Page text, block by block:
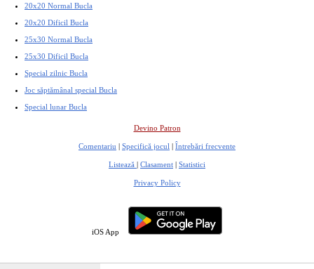
20x20 Normal Bucla
20x20 Dificil Bucla
25x30 Normal Bucla
25x30 Dificil Bucla
Special zilnic Bucla
Joc săptămânal special Bucla
Special lunar Bucla
Devino Patron
Comentariu | Specifică jocul | Întrebări frecvente
Listează | Clasament | Statistici
Privacy Policy
iOS App